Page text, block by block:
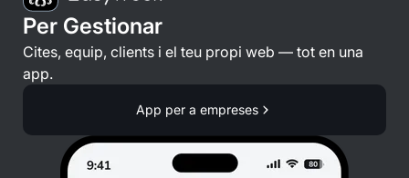
Per Gestionar
Cites, equip, clients i el teu propi web — tot en una
app.
App per a empreses